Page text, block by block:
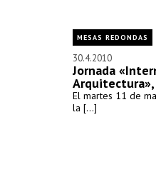
MESAS REDONDAS
30.4.2010
Jornada
Arquitectura»,
El martes 11 de
la [...]